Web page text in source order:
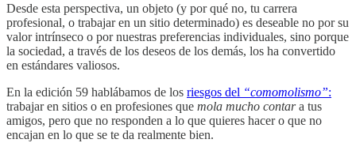
Desde esta perspectiva, un objeto (y por qué no, tu carrera
profesional, o trabajar en un sitio determinado) es deseable no por su
valor intrínseco o por nuestras preferencias individuales, sino porque
la sociedad, a través de los deseos de los demás, los ha convertido
en estándares valiosos.
En la edición 59 hablábamos de los riesgos del “comomolismo”:
trabajar en sitios o en profesiones que mola mucho contara tus
amigos, pero que no responden a lo que quieres hacer o que no
encajan en lo que se te da realmente bien.